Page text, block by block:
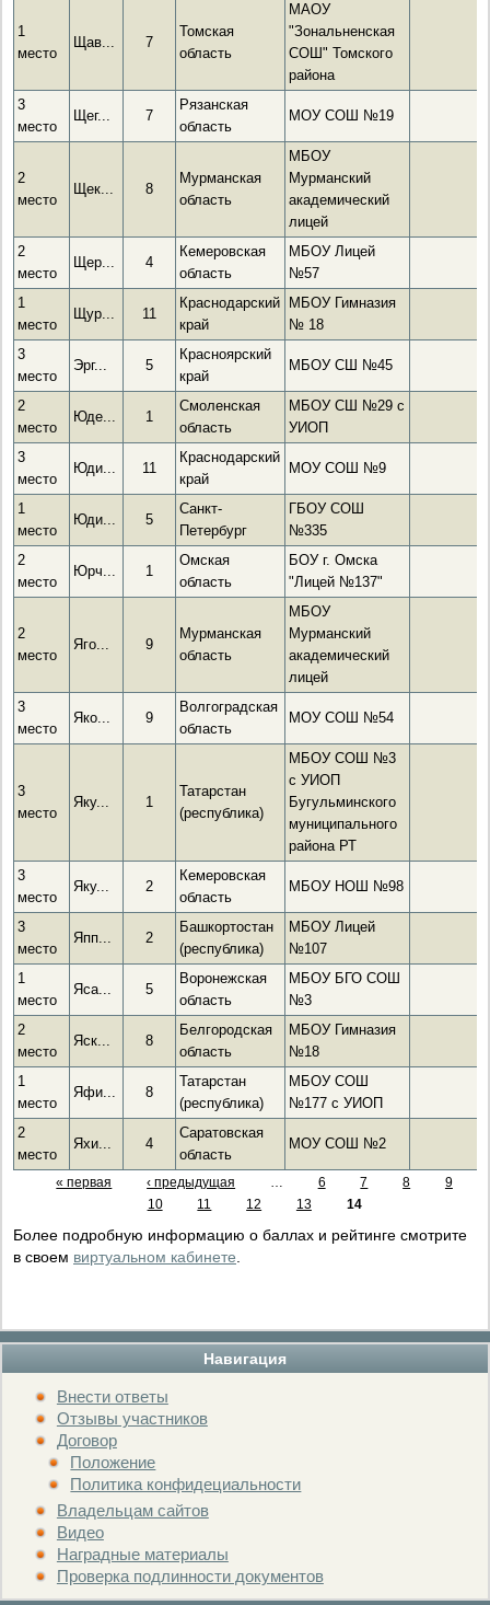
Навигация
Внести ответы
Отзывы участников
Договор
Положение
Политика конфидециальности
Владельцам сайтов
Видео
Наградные материалы
Проверка подлинности документов
1
место
Щав... 7
Томская
область
МАОУ
"Зональненская
СОШ" Томского
района
3
место
Щег... 7
Рязанская
область
МОУ СОШ №19
2
место
Щек... 8
Мурманская
область
МБОУ
Мурманский
академический
лицей
2
место
Щер... 4
Кемеровская
область
МБОУ Лицей
№57
1
место
Щур... 11
Краснодарский
край
МБОУ Гимназия
№ 18
3
место
Эрг... 5
Красноярский
край
МБОУ СШ №45
2
место
Юде... 1
Смоленская
область
МБОУ СШ №29 с
УИОП
3
место
Юди... 11
Краснодарский
край
МОУ СОШ №9
1
место
Юди... 5
Санкт-
Петербург
ГБОУ СОШ
№335
2
место
Юрч... 1
Омская
область
БОУ г. Омска
"Лицей №137"
2
место
Яго... 9
Мурманская
область
МБОУ
Мурманский
академический
лицей
3
место
Яко... 9
Волгоградская
область
МОУ СОШ №54
3
место
Яку... 1
Татарстан
(республика)
МБОУ СОШ №3
с УИОП
Бугульминского
муниципального
района РТ
3
место
Яку... 2
Кемеровская
область
МБОУ НОШ №98
3
место
Япп... 2
Башкортостан
(республика)
МБОУ Лицей
№107
1
место
Яса... 5
Воронежская
область
МБОУ БГО СОШ
№3
2
место
Яск... 8
Белгородская
область
МБОУ Гимназия
№18
1
место
Яфи... 8
Татарстан
(республика)
МБОУ СОШ
№177 с УИОП
2
место
Яхи... 4
Саратовская
область
МОУ СОШ №2
« первая ‹ предыдущая 6 7 8
9
10
11 12 13 14
Более подробную информацию о баллах и рейтинге смотрите
в своем виртуальном кабинете